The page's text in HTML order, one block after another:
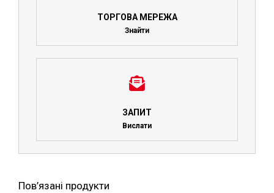
ТОРГОВА МЕРЕЖА
Знайти
ЗАПИТ
Вислати
Пов’язані продукти